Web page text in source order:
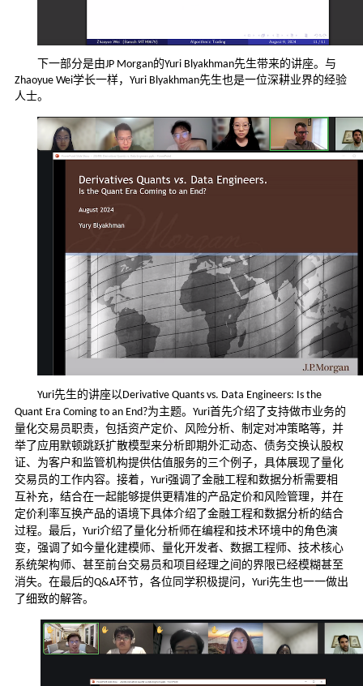
下一部分是由JP Morgan的Yuri Blyakhman先生带来的讲座。与
Zhaoyue Wei学长一样，Yuri Blyakhman先生也是一位深耕业界的经验
人士。
Yuri先生的讲座以Derivative Quants vs. Data Engineers: Is the
Quant Era Coming to an End?为主题。 Yuri首先介绍了支持做市业务的
量化交易员职责，包括资产定价、风险分析、制定对冲策略等，并
举了应用默顿跳跃扩散模型来分析即期外汇动态、债务交换认股权
证、为客户和监管机构提供估值服务的三个例子，具体展现了量化
交易员的工作内容。接着， Yuri强调了金融工程和数据分析需要相
互补充，结合在一起能够提供更精准的产品定价和风险管理，并在
定价利率互换产品的语境下具体介绍了金融工程和数据分析的结合
过程。最后， Yuri介绍了量化分析师在编程和技术环境中的角色演
变，强调了如今量化建模师、量化开发者、数据工程师、技术核心
系统架构师、甚至前台交易员和项目经理之间的界限已经模糊甚至
消失。在最后的Q&A环节，各位同学积极提问， Yuri先生也一一做出
了细致的解答。